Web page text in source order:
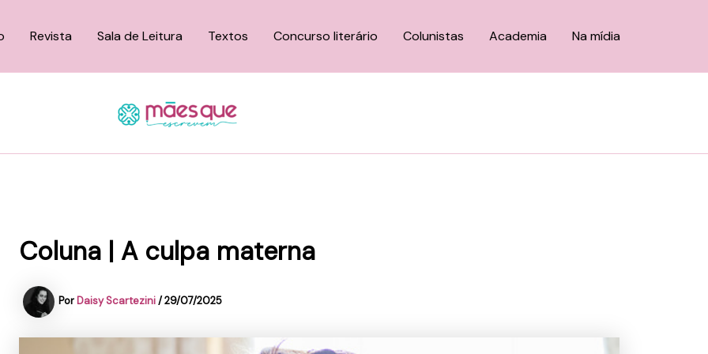
Revista Sala de Leitura Textos Concurso literário Colunistas Academia Na mídia
Coluna | A culpa materna
Por Daisy Scartezini/29/07/2025